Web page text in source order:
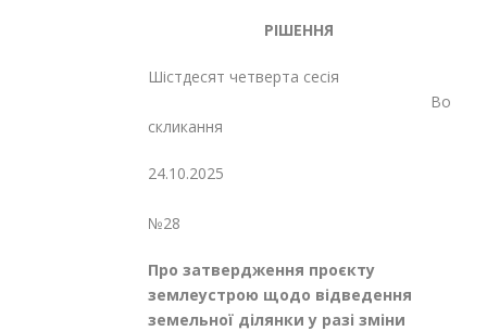
РІШЕННЯ
Шістдесят четверта сесія
скликання
24.10.2025
№28
Про затвердження проєкту
землеустрою щодо відведення
земельної ділянки у разі зміни